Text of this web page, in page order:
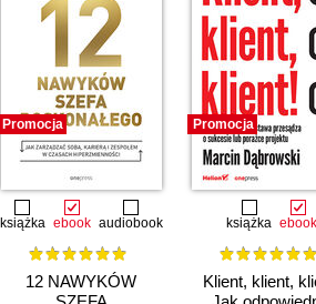
Promocja
książka ebook audiobook
12 NAWYKÓW
Promocja
książka ebook
Klient, klient,